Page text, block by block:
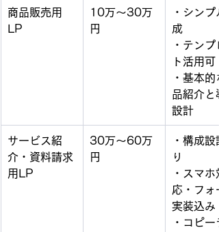
商品販売用
LP
10万〜30万
円
・シンプ
成
・テンプ
ト活用可
・基本的
品紹介と
設計
サービス紹
介・資料請求
用LP
30万〜60万
円
・構成設
り
・スマホ
応・フォ
実装込み
・コピー